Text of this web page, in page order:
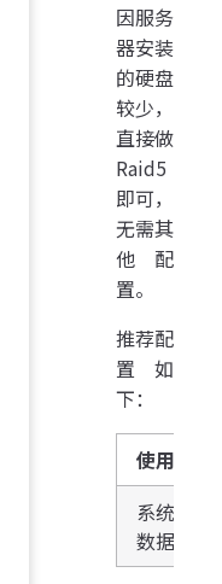
因服务
器安装
的硬盘
较少，
直接做
Raid5
即可，
无需其
他配
置。
推荐配
置如
下：
使用分类
系统/
数据盘